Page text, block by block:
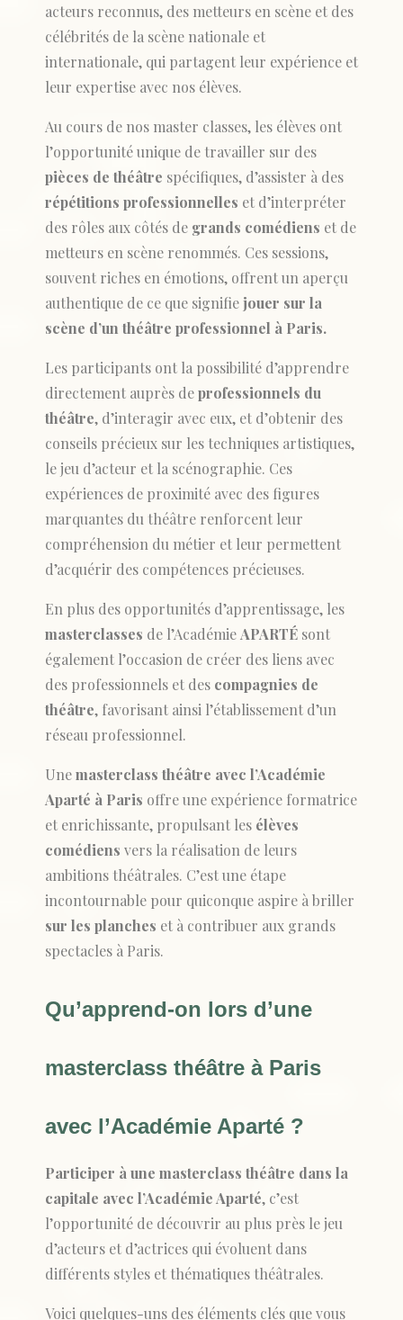
acteurs reconnus, des metteurs en scène et des
célébrités de la scène nationale et
internationale, qui partagent leur expérience et
leur expertise avec nos élèves.
Au cours de nos master classes, les élèves ont
l’opportunité unique de travailler sur des
pièces de théâtre spécifiques, d’assister à des
répétitions professionnelles et d’interpréter
des rôles aux côtés de grands comédiens et de
metteurs en scène renommés. Ces sessions,
souvent riches en émotions, offrent un aperçu
authentique de ce que signifiejouer sur la
scène d’un théâtre professionnel à Paris.
Les participants ont la possibilité d’apprendre
directement auprès deprofessionnels du
théâtre, d’interagir avec eux, et d’obtenir des
conseils précieux sur les techniques artistiques,
le jeu d’acteur et la scénographie. Ces
expériences de proximité avec des figures
marquantes du théâtre renforcent leur
compréhension du métier et leur permettent
d’acquérir des compétences précieuses.
En plus des opportunités d’apprentissage, les
masterclasses de l’Académie APARTÉ sont
également l’occasion de créer des liens avec
des professionnels et des compagnies de
théâtre, favorisant ainsi l’établissement d’un
réseau professionnel.
Unemasterclass théâtre avec l’Académie
Aparté à Paris offre une expérience formatrice
et enrichissante, propulsant les élèves
comédiens vers la réalisation de leurs
ambitions théâtrales. C’est une étape
incontournable pour quiconque aspire à briller
sur les planches et à contribuer aux grands
spectacles à Paris.
Qu’apprend-on lors d’une
masterclass théâtre à Paris
avec l’Académie Aparté ?
Participer à une masterclass théâtre dans la
capitale avec l’Académie Aparté, c’est
l’opportunité de découvrir au plus près le jeu
d’acteurs et d’actrices qui évoluent dans
différents styles et thématiques théâtrales.
Voici quelques-uns des éléments clés que vous